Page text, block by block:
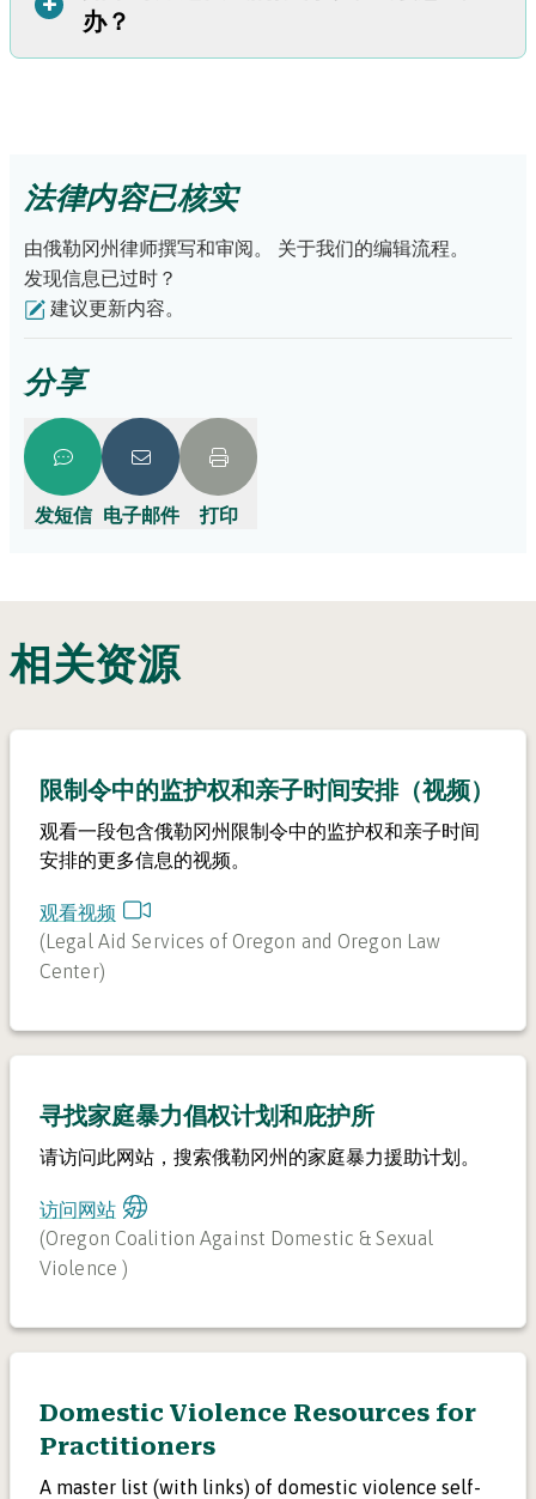
们可以申请举行听证会。
交续期申请。对方可以通过申请举行法庭听证
力。
通常情况下，临时监护令的有效期与限制令相同。但在以下
办？
可能在您日后决定报警时派上用场。
法律内容已核实
由俄勒冈州律师撰写和审阅。
关于我们的编辑流程。
发现信息已过时？
建议更新内容。
分享
发短信 电子邮件 打印
相关资源
限制令中的监护权和亲子时间安排（视频）
观看一段包含俄勒冈州限制令中的监护权和亲子时间
安排的更多信息的视频。
观看视频
( Legal Aid Services of Oregon and Oregon Law
Center)
寻找家庭暴力倡权计划和庇护所
请访问此网站，搜索俄勒冈州的家庭暴力援助计划。
访问网站
(Oregon Coalition Against Domestic & Sexual
Violence )
Domestic Violence Resources for
Practitioners
A master list (with links) of domestic violence self-